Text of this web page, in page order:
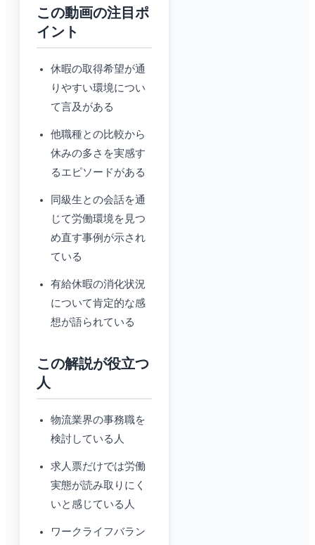
この動画の注目ポ
イント
休暇の取得希望が通
りやすい環境につい
て言及がある
他職種との比較から
休みの多さを実感す
るエピソードがある
同級生との会話を通
じて労働環境を見つ
め直す事例が示され
ている
有給休暇の消化状況
について肯定的な感
想が語られている
この解説が役立つ
人
物流業界の事務職を
検討している人
求人票だけでは労働
実態が読み取りにく
いと感じている人
ワークライフバラン